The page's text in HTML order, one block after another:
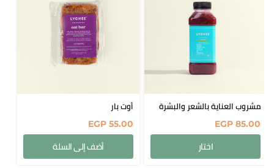
مشروب العناية بالشعر والبشرة
EGP 85.00
اختار
أوت بار
EGP 55.00
أضف إلى السلة